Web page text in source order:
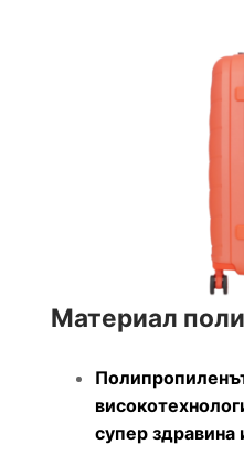
Материал
супер здравина